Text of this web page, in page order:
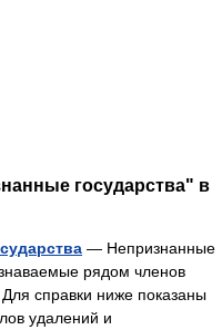
государства" в
— Непризнанные
рядом членов
справки ниже показаны
удалений и